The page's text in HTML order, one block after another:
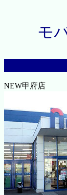
モ
NEW甲府店